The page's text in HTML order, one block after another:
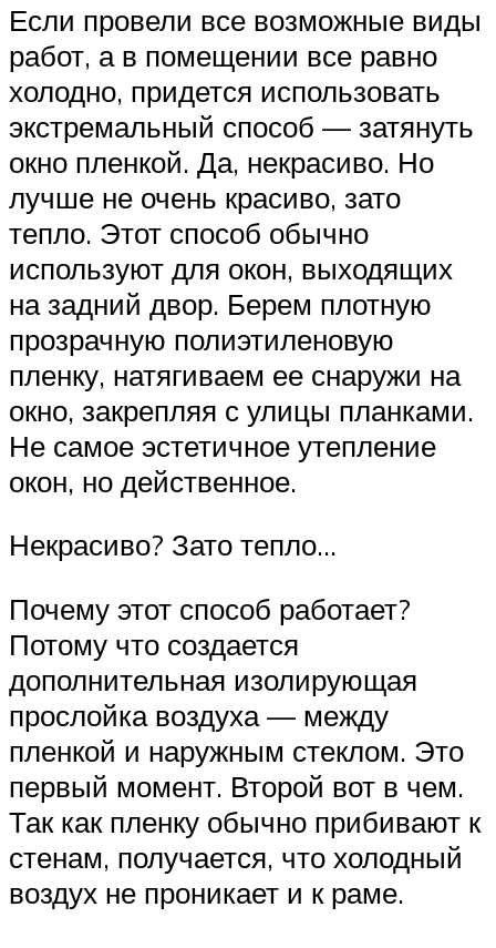
Если провели все возможные виды
работ, а в помещении все равно
холодно, придется использовать
экстремальный способ — затянуть
окно пленкой. Да, некрасиво. Но
лучше не очень красиво, зато
тепло. Этот способ обычно
используют для окон, выходящих
на задний двор. Берем плотную
прозрачную полиэтиленовую
пленку, натягиваем ее снаружи на
окно, закрепляя с улицы планками.
Не самое эстетичное утепление
окон, но действенное.
Некрасиво? Зато тепло…
Почему этот способ работает?
Потому что создается
дополнительная изолирующая
прослойка воздуха — между
пленкой и наружным стеклом. Это
первый момент. Второй вот в чем.
Так как пленку обычно прибивают к
стенам, получается, что холодный
воздух не проникает и к раме.